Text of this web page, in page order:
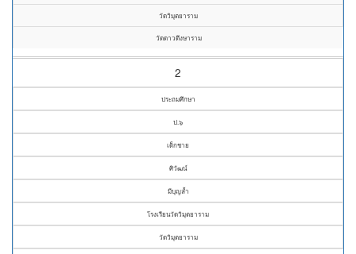
วัดวิมุตยาราม
วัดดาวดึงษาราม
2
ประถมศึกษา
ป.๖
เด็กชาย
ศิวัฒน์
มีบุญล้ำ
โรงเรียนวัดวิมุตยาราม
วัดวิมุตยาราม